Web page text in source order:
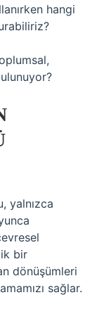
hangi
yalnızca
bir
dönüşümleri
sağlar.